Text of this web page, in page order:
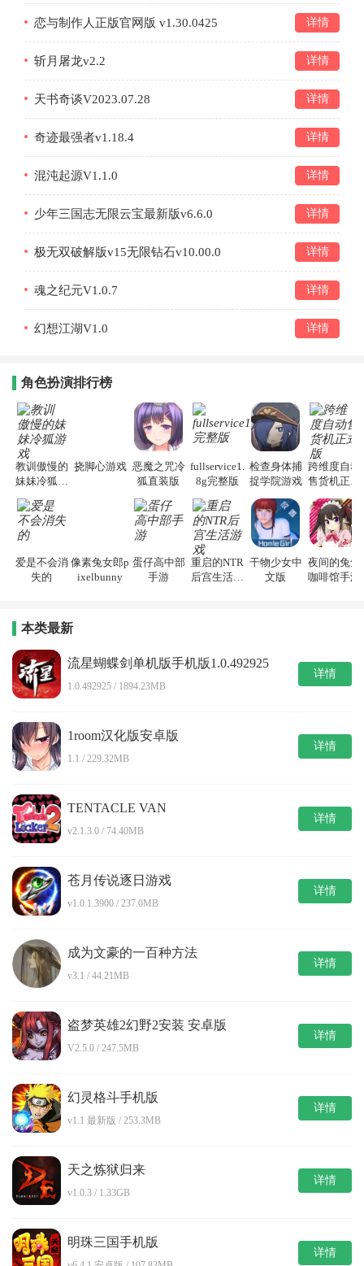
恋与制作人正版官网版 v1.30.0425 详情
斩月屠龙v2.2 详情
天书奇谈V2023.07.28 详情
奇迹最强者v1.18.4 详情
混沌起源V1.1.0 详情
少年三国志无限云宝最新版v6.6.0 详情
极无双破解版v15无限钻石v10.00.0 详情
魂之纪元V1.0.7 详情
幻想江湖V1.0 详情
角色扮演排行榜
教训傲慢的
妹妹冷狐游
挠脚心游戏 恶魔之咒冷
狐直装版
fullservice1.
8g完整版
检查身体捕
捉学院游戏
跨维度自动
售货机正式
版
爱是不会消
失的
像素兔女郎p
ixelbunny
蛋仔高中部
手游
重启的NTR
后宫生活游
干物少女中
文版
夜间的兔兔
咖啡馆手游
本类最新
流星蝴蝶剑单机版手机版1.0.492925
1.0.492925 / 1894.23MB
详情
1room汉化版安卓版
1.1 / 229.32MB
详情
TENTACLE VAN
v2.1.3.0 / 74.40MB
详情
苍月传说逐日游戏
v1.0.1.3900 / 237.0MB
详情
成为文豪的一百种方法
v3.1 / 44.21MB
详情
盗梦英雄2幻野2安装 安卓版
V2.5.0 / 247.5MB
详情
幻灵格斗手机版
v1.1 最新版 / 253.3MB
详情
天之炼狱归来
v1.0.3 / 1.33GB
详情
明珠三国手机版
详情